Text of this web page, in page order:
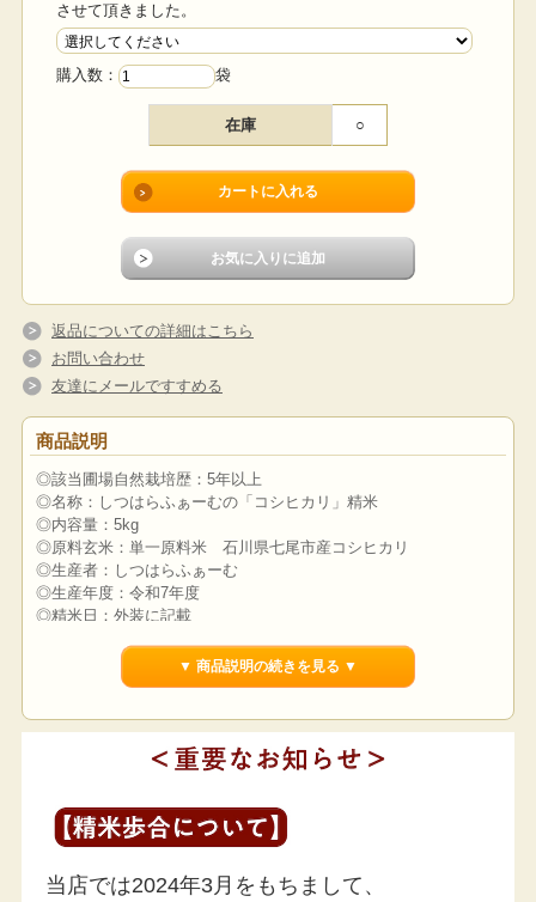
させて頂きました。
購入数： 袋
在庫 ○
返品についての詳細はこちら
お問い合わせ
友達にメールですすめる
商品説明
◎該当圃場自然栽培歴：5年以上
◎名称：しつはらふぁーむの「コシヒカリ」精米
◎内容量：5kg
◎原料玄米：単一原料米 石川県七尾市産コシヒカリ
◎生産者：しつはらふぁーむ
◎生産年度：令和7年度
◎精米日：外装に記載
不動の人気！自然栽培のお米の王様
日本人なら誰もが耳にしたことがある「コシヒカリ」は、
国内栽培面積の1/3を占める人気のブランド米♪
すべてにおいてバランスが取れており「お米の王様」と称される
ほどの定番品種！
味の最大の特徴は、
▼ 商品説明の続きを見る ▼
当店では2024年3月をもちまして、